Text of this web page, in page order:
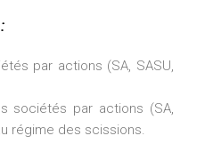
par actions (SA, SASU,
sociétés par actions (SA,
régime des scissions.